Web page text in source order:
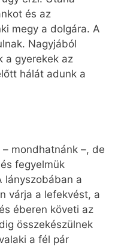
és az
megy a dolgára. A
Nagyjából
a gyerekek az
hálát adunk a
mondhatnánk –, de
fegyelmük
lányszobában a
várja a lefekvést, a
éberen követi az
összekészülnek
a fél pár